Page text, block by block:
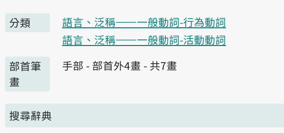
分類
語言、泛稱——一般動詞-行為動詞
語言、泛稱——一般動詞-活動動詞
部首筆
畫
手部 - 部首外4畫 - 共7畫
搜尋辭典